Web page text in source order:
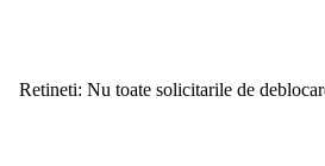
Retineti: Nu toate solicitarile de